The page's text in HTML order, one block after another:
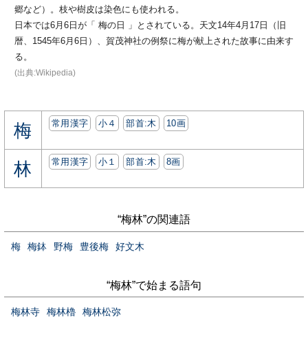
郷など）。枝や樹皮は染色にも使われる。
日本では6月6日が「 梅の日 」とされている。天文14年4月17日（旧
暦、1545年6月6日）、賀茂神社の例祭に梅が献上された故事に由来す
る。
(出典:Wikipedia)
梅 常用漢字 小４ 部首:⽊ 10画
林 常用漢字 小１ 部首:⽊ 8画
“梅林”の関連語
梅 梅鉢 野梅 豊後梅 好文木
“梅林”で始まる語句
梅林寺 梅林櫓 梅林松弥